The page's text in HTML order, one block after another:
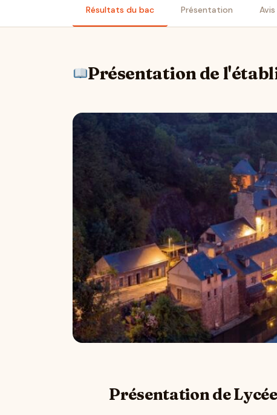
Résultats du bac Présentation Avis
Présentation de
Présentation de